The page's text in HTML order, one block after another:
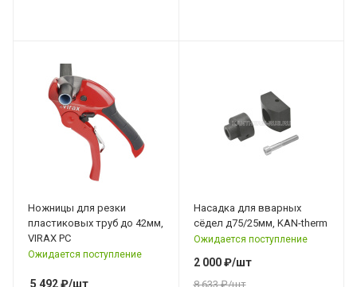
Ножницы для резки
пластиковых труб до 42мм,
VIRAX РС
Ожидается поступление
5 492₽/шт
Насадка для вварных
сёдел д75/25мм, KAN-therm
Ожидается поступление
2 000₽/шт
8 633₽/шт